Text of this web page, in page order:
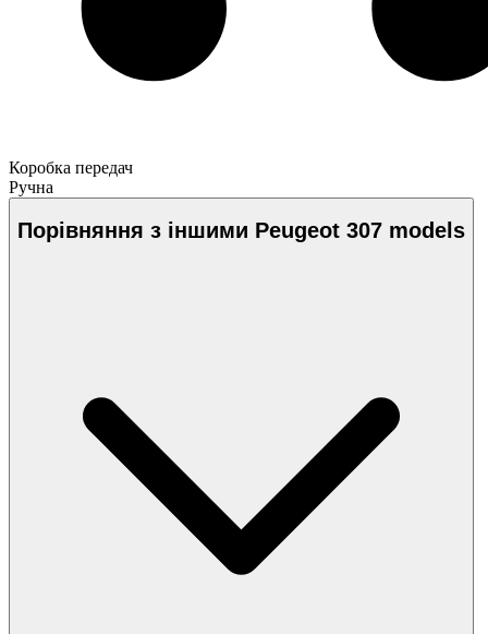
Коробка передач
Ручна
Порівняння з іншими Peugeot 307 models